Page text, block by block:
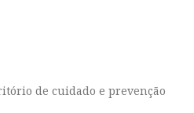
de cuidado e prevenção